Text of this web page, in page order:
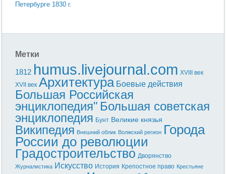
Петербурге 1830 г.
Метки
1812 humus.livejournal.com XVIII век
XVII век Архитектура Боевые действия
Большая Российская
энциклопедия" Большая советская
энциклопедия Бунт Великие князья
Википедия Внешний облик Волжский регион Города
России до революции
Градостроительство Дворянство
Журналистика Искусство История Крепостное право Крестьяне